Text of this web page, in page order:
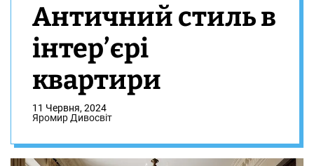
Античний стиль в
інтер’єрі
квартири
11 Червня, 2024
Яромир Дивосвіт